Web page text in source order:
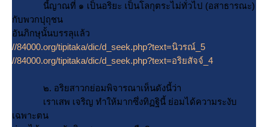
นี้ญาณที่ ๑ เป็นอริยะ เป็นโลกุตระไม่ทั่วไป (อสาธารณะ)
กับพวกปุถุชน
อันภิกษุนั้นบรรลุแล้ว
//84000.org/tipitaka/dic/d_seek.php?text=นิวรณ์_5
//84000.org/tipitaka/dic/d_seek.php?text=อริยสัจจ์_4
๒. อริยสาวกย่อมพิจารณาเห็นดังนี้ว่า
เราเสพ เจริญ ทำให้มากซึ่งทิฏฐินี้ ย่อมได้ความระงับ
เฉพาะตน